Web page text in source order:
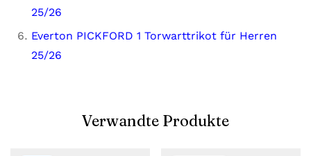
25/26
Everton PICKFORD 1 Torwarttrikot für Herren
25/26
Verwandte Produkte